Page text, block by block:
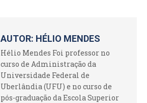
AUTOR: HÉLIO MENDES
Hélio Mendes Foi professor no
curso de Administração da
Universidade Federal de
Uberlândia (UFU) e no curso de
pós-graduação da Escola Superior